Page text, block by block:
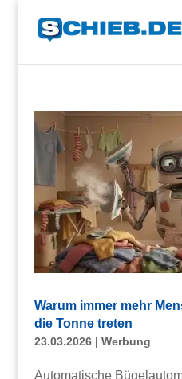
Warum immer mehr
die Tonne treten
23.03.2026| Werbung
Automatische